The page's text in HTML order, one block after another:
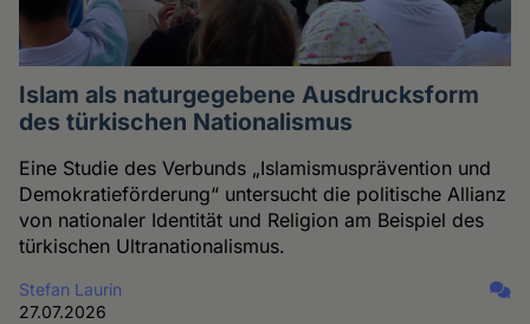
Islam als naturgegebene Ausdrucksform
des türkischen Nationalismus
Eine Studie des Verbunds „Islamismusprävention und
Demokratieförderung“ untersucht die politische Allianz
von nationaler Identität und Religion am Beispiel des
türkischen Ultranationalismus.
Stefan Laurin
27.07.2026